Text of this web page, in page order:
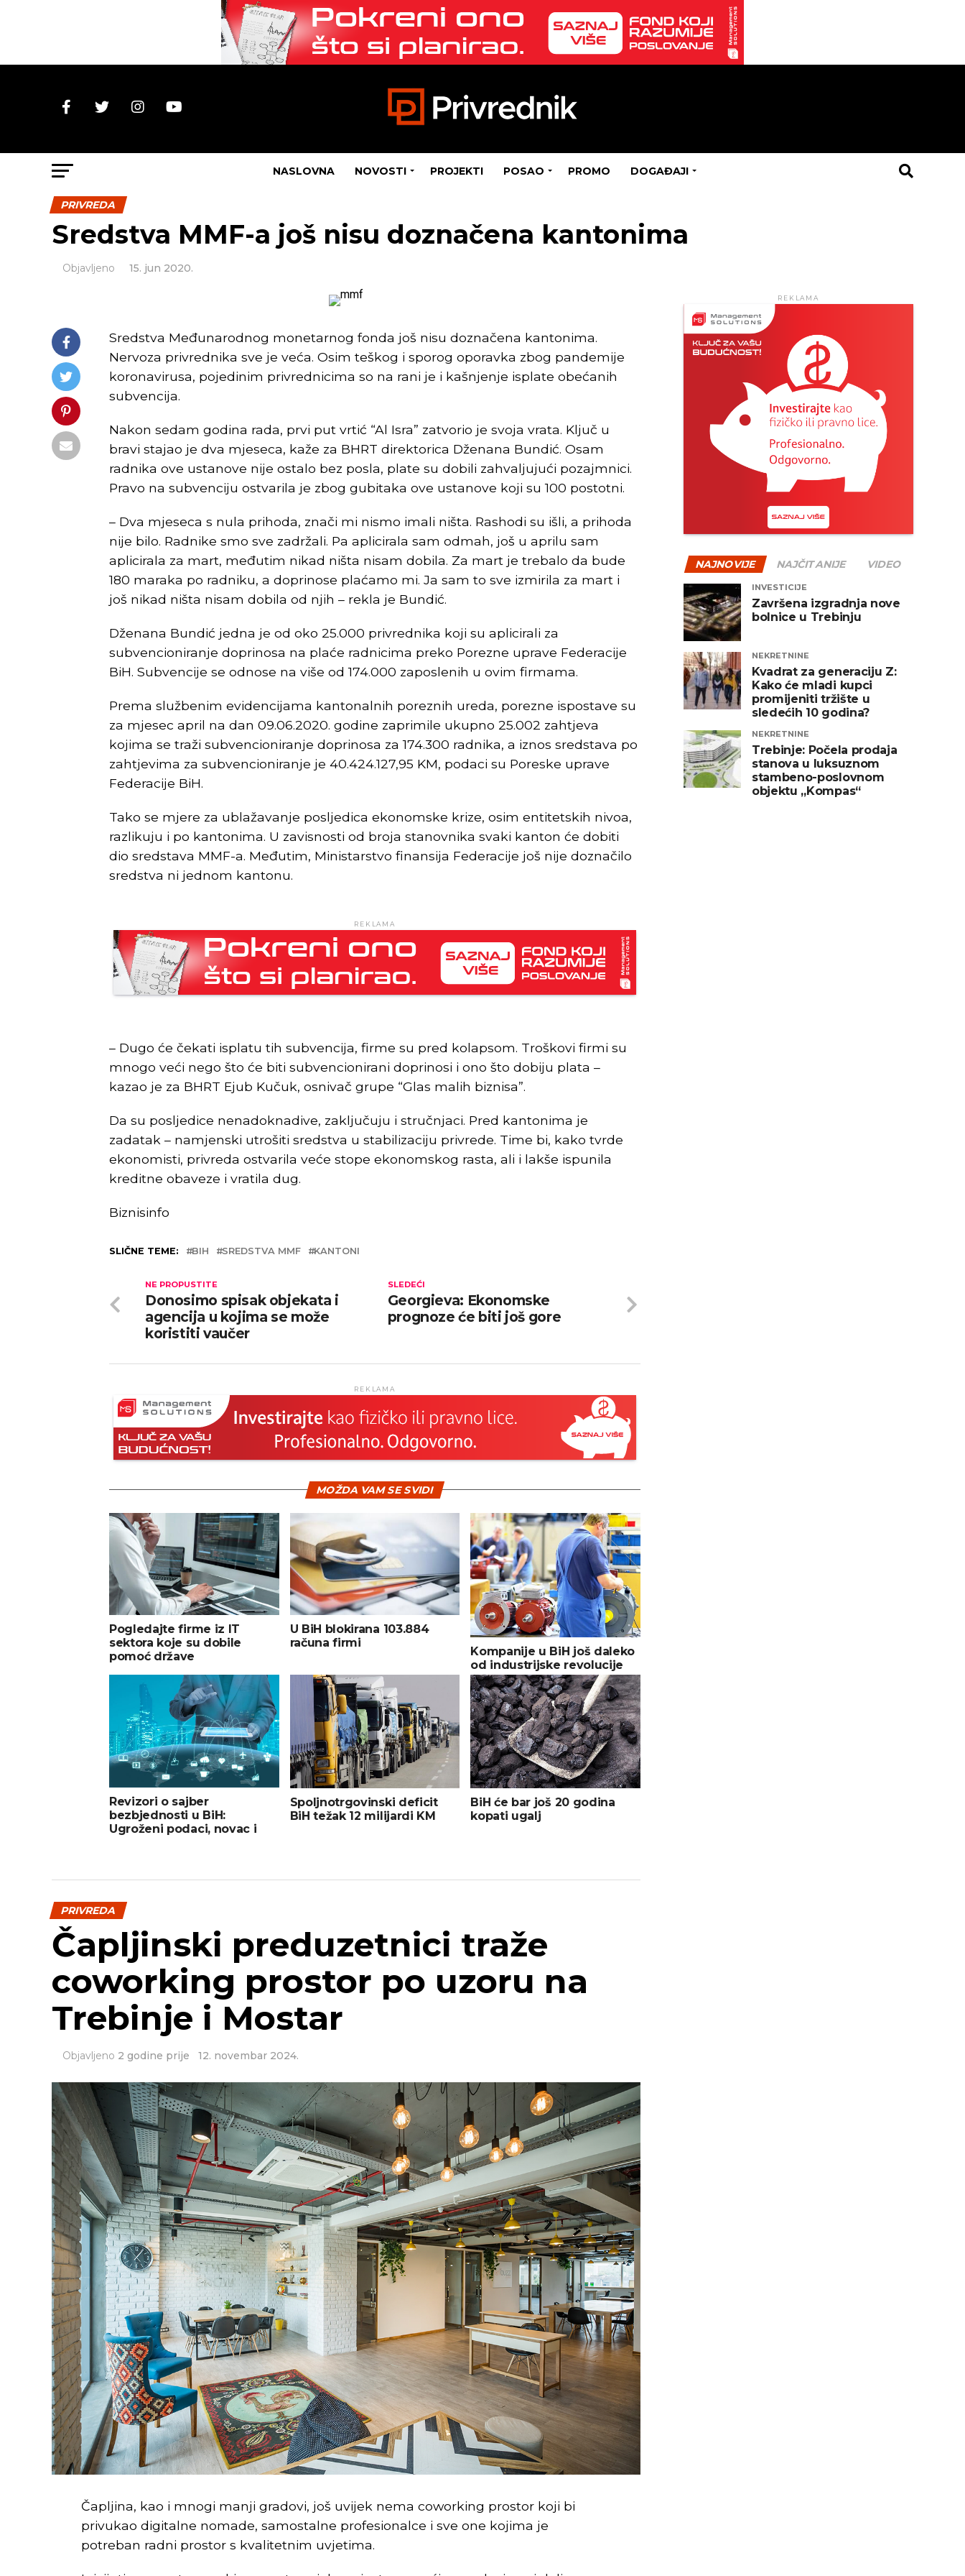
NASLOVNA NOVOSTI PROJEKTI POSAO PROMO DOGAĐAJI
PRIVREDA
Sredstva MMF-a još nisu doznačena kantonima
Objavljeno 15. jun 2020.
Sredstva Međunarodnog monetarnog fonda još nisu doznačena kantonima.
Nervoza privrednika sve je veća. Osim teškog i sporog oporavka zbog pandemije
koronavirusa, pojedinim privrednicima so na rani je i kašnjenje isplate obećanih
subvencija.
Nakon sedam godina rada, prvi put vrtić “Al Isra” zatvorio je svoja vrata. Ključ u
bravi stajao je dva mjeseca, kaže za BHRT direktorica Dženana Bundić. Osam
radnika ove ustanove nije ostalo bez posla, plate su dobili zahvaljujući pozajmnici.
Pravo na subvenciju ostvarila je zbog gubitaka ove ustanove koji su 100 postotni.
– Dva mjeseca s nula prihoda, znači mi nismo imali ništa. Rashodi su išli, a prihoda
nije bilo. Radnike smo sve zadržali. Pa aplicirala sam odmah, još u aprilu sam
aplicirala za mart, međutim nikad ništa nisam dobila. Za mart je trebalo da bude
180 maraka po radniku, a doprinose plaćamo mi. Ja sam to sve izmirila za mart i
još nikad ništa nisam dobila od njih – rekla je Bundić.
Dženana Bundić jedna je od oko 25.000 privrednika koji su aplicirali za
subvencioniranje doprinosa na plaće radnicima preko Porezne uprave Federacije
BiH. Subvencije se odnose na više od 174.000 zaposlenih u ovim firmama.
Prema službenim evidencijama kantonalnih poreznih ureda, porezne ispostave su
za mjesec april na dan 09.06.2020. godine zaprimile ukupno 25.002 zahtjeva
kojima se traži subvencioniranje doprinosa za 174.300 radnika, a iznos sredstava po
zahtjevima za subvencioniranje je 40.424.127,95 KM, podaci su Poreske uprave
Federacije BiH.
Tako se mjere za ublažavanje posljedica ekonomske krize, osim entitetskih nivoa,
razlikuju i po kantonima. U zavisnosti od broja stanovnika svaki kanton će dobiti
dio sredstava MMF-a. Međutim, Ministarstvo finansija Federacije još nije doznačilo
sredstva ni jednom kantonu.
REKLAMA
– Dugo će čekati isplatu tih subvencija, firme su pred kolapsom. Troškovi firmi su
mnogo veći nego što će biti subvencionirani doprinosi i ono što dobiju plata –
kazao je za BHRT Ejub Kučuk, osnivač grupe “Glas malih biznisa”.
Da su posljedice nenadoknadive, zaključuju i stručnjaci. Pred kantonima je
zadatak – namjenski utrošiti sredstva u stabilizaciju privrede. Time bi, kako tvrde
ekonomisti, privreda ostvarila veće stope ekonomskog rasta, ali i lakše ispunila
kreditne obaveze i vratila dug.
Biznisinfo
SLIČNE TEME: BIH SREDSTVA MMF KANTONI
SLEDEĆI
Georgieva: Ekonomske
prognoze će biti još gore
NE PROPUSTITE
Donosimo spisak objekata i
agencija u kojima se može
koristiti vaučer
REKLAMA
MOŽDA VAM SE SVIDI
Pogledajte firme iz IT
sektora koje su dobile
pomoć države
U BiH blokirana 103.884
računa firmi
Kompanije u BiH još daleko
od industrijske revolucije
Revizori o sajber
bezbjednosti u BiH:
Ugroženi podaci, novac i
Spoljnotrgovinski deficit
BiH težak 12 milijardi KM
BiH će bar još 20 godina
kopati ugalj
PRIVREDA
Čapljinski preduzetnici traže
coworking prostor po uzoru na
Trebinje i Mostar
Objavljeno 2 godine prije 12. novembar 2024.
Čapljina, kao i mnogi manji gradovi, još uvijek nema coworking prostor koji bi
privukao digitalne nomade, samostalne profesionalce i sve one kojima je
potreban radni prostor s kvalitetnim uvjetima.
REKLAMA
NAJNOVIJE NAJČITANIJE VIDEO
INVESTICIJE
Završena izgradnja nove
bolnice u Trebinju
NEKRETNINE
Kvadrat za generaciju Z:
Kako će mladi kupci
promijeniti tržište u
sledećih 10 godina?
NEKRETNINE
Trebinje: Počela prodaja
stanova u luksuznom
stambeno-poslovnom
objektu „Kompas“